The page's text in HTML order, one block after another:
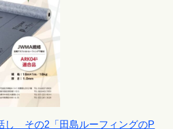
し その2「田島ルーフィングのP